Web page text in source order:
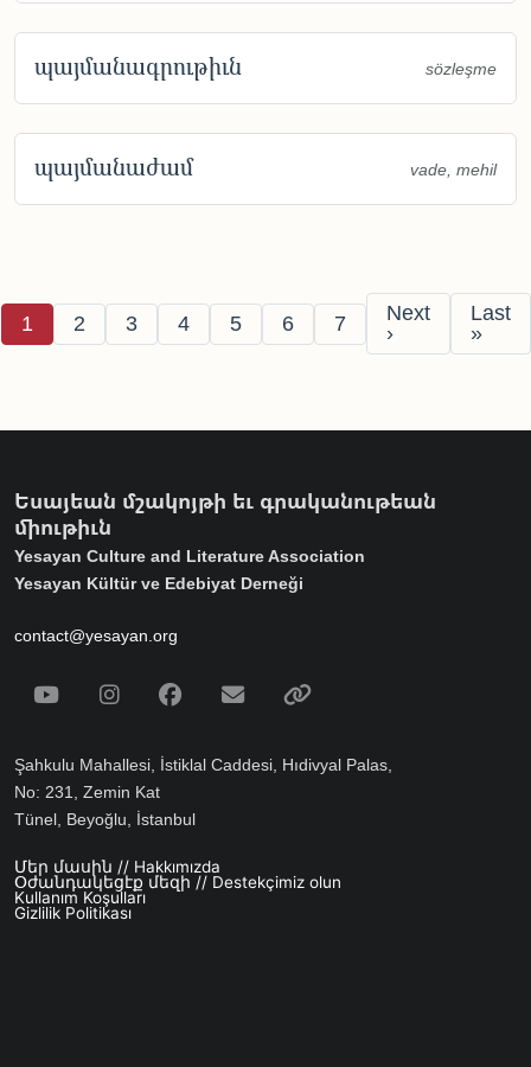
պայմանագրութիւն sözleşme
պայմանաժամ vade, mehil
Pagination
Page
1 Page
2 Page
3 Page
4 Page
5 Page
6 Page
7 Next page
Next
›
Last
Last
»
Եսայեան մշակոյթի եւ գրականութեան
միութիւն
Yesayan Culture and Literature Association
Yesayan Kültür ve Edebiyat Derneği
contact@yesayan.org
Social Media
YoutubeInstagramFacebook
Email
Şahkulu Mahallesi, İstiklal Caddesi, Hıdivyal Palas,
No: 231, Zemin Kat
Tünel, Beyoğlu, İstanbul
Footer menu
Մեր մասին // Hakkımızda
Օժանդակեցէք մեզի // Destekçimiz olun
Kullanım Koşulları
Gizlilik Politikası